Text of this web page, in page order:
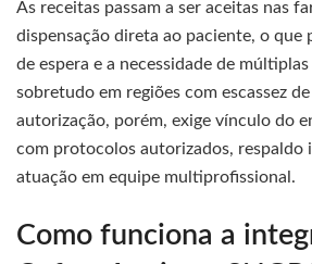
As receitas passam a ser aceitas nas
dispensação direta ao paciente, o que
de espera e a necessidade de
sobretudo em regiões com escassez
autorização, porém, exige vínculo do
com protocolos autorizados, respaldo
atuação em equipe multiprofissional.
Como funciona a